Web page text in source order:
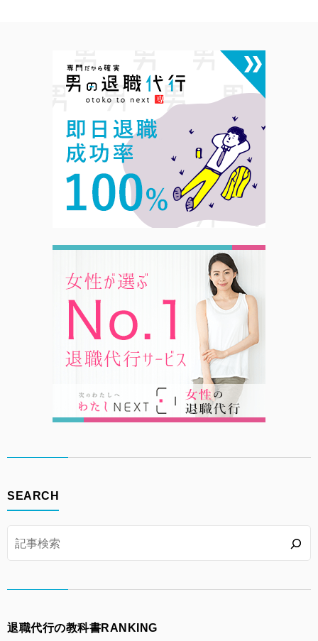
SEARCH
退職代行の教科書RANKING